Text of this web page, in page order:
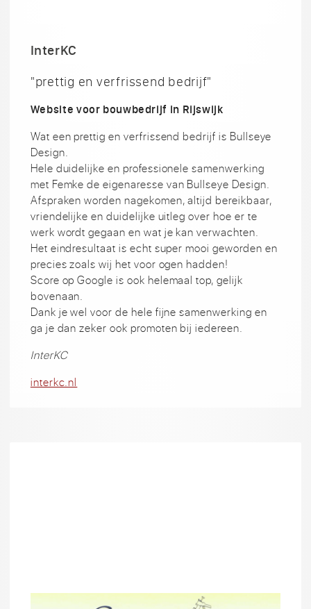
InterKC
"prettig en verfrissend bedrijf"
Website voor bouwbedrijf in Rijswijk
Wat een prettig en verfrissend bedrijf is Bullseye
Design.
Hele duidelijke en professionele samenwerking
met Femke de eigenaresse van Bullseye Design.
Afspraken worden nagekomen, altijd bereikbaar,
vriendelijke en duidelijke uitleg over hoe er te
werk wordt gegaan en wat je kan verwachten.
Het eindresultaat is echt super mooi geworden en
precies zoals wij het voor ogen hadden!
Score op Google is ook helemaal top, gelijk
bovenaan.
Dank je wel voor de hele fijne samenwerking en
ga je dan zeker ook promoten bij iedereen.
InterKC
interkc.nl